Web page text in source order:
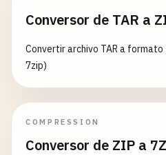
Conversor de TAR a
Convertir archivo TAR a
7zip)
COMPRESSION
Conversor de ZIP a 7Z